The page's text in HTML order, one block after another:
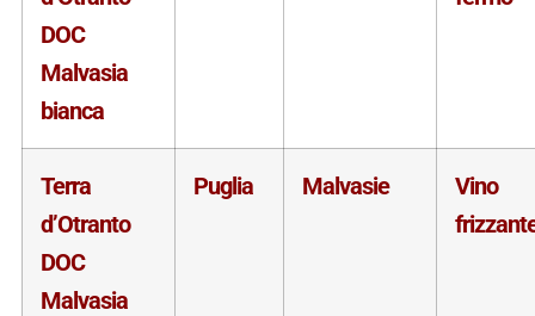
DOC
Malvasia
bianca
Terra
d’Otranto
DOC
Malvasia
Puglia Malvasie
Vino